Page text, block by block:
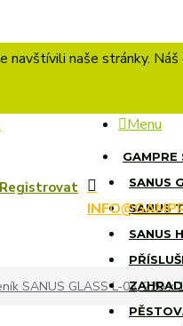
navštívili naše stránky.
Menu
GAMPRE
SANUS
SANUS
SANUS
SANUS GLASS L-03, 220 x